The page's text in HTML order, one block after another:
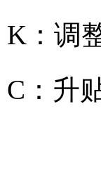
K：调
C：升